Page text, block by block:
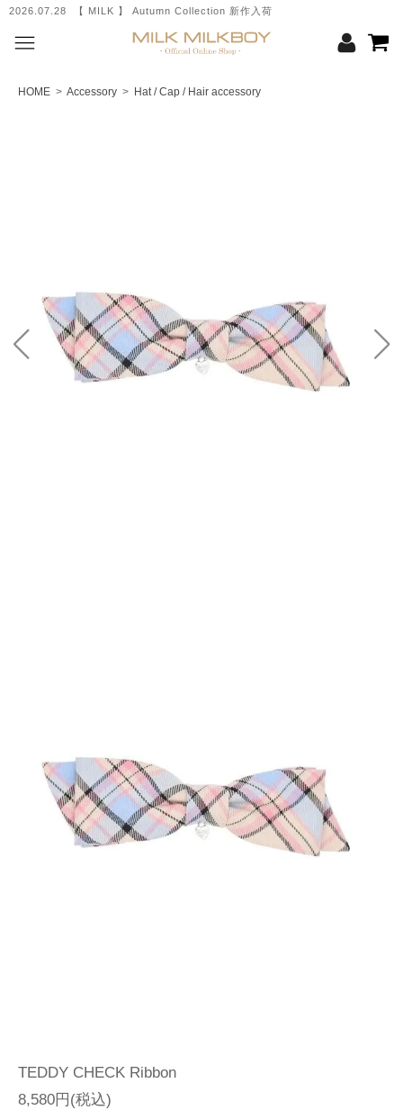
2026.07.28 【 MILK 】 Autumn Collection 新作入荷
HOME > Accessory > Hat / Cap / Hair accessory
TEDDY CHECK Ribbon
8,580円(税込)